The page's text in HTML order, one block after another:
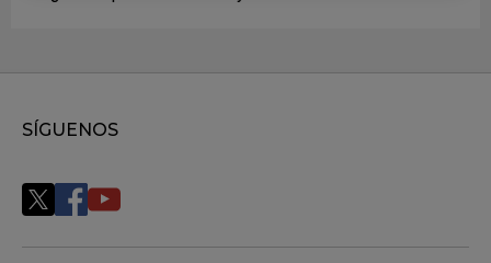
SÍGUENOS